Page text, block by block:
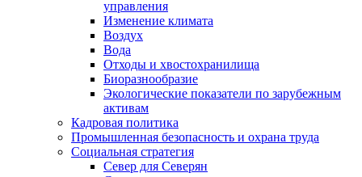
управления
Изменение климата
Воздух
Вода
Отходы и хвостохранилища
Биоразнообразие
Экологические показатели по зарубежным
активам
Кадровая политика
Промышленная безопасность и охрана труда
Социальная стратегия
Север для Северян